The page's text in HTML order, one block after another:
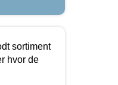
sortiment
hvor de